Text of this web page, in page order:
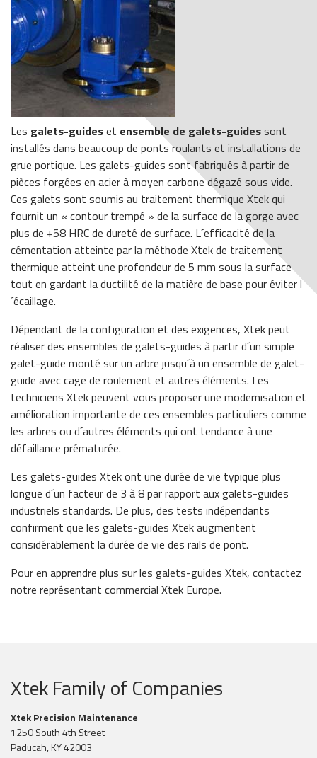
Les galets-guideset ensemble de galets-guidessont
installés dans beaucoup de ponts roulants et installations de
grue portique. Les galets-guides sont fabriqués à partir de
pièces forgées en acier à moyen carbone dégazé sous vide.
Ces galets sont soumis au traitement thermique Xtek qui
fournit un « contour trempé » de la surface de la gorge avec
plus de +58 HRC de dureté de surface. L´efficacité de la
cémentation atteinte par la méthode Xtek de traitement
thermique atteint une profondeur de 5 mm sous la surface
tout en gardant la ductilité de la matière de base pour éviter l
´écaillage.
Dépendant de la configuration et des exigences, Xtek peut
réaliser des ensembles de galets-guides à partir d´un simple
galet-guide monté sur un arbre jusqu´à un ensemble de galet-
guide avec cage de roulement et autres éléments. Les
techniciens Xtek peuvent vous proposer une modernisation et
amélioration importante de ces ensembles particuliers comme
les arbres ou d´autres éléments qui ont tendance à une
défaillance prématurée.
Les galets-guides Xtek ont une durée de vie typique plus
longue d´un facteur de 3 à 8 par rapport aux galets-guides
industriels standards. De plus, des tests indépendants
confirment que les galets-guides Xtek augmentent
considérablement la durée de vie des rails de pont.
Pour en apprendre plus sur les galets-guides Xtek, contactez
notre représentant commercial Xtek Europe.
Xtek Family of Companies
Xtek Precision Maintenance
1250 South 4th Street
Paducah, KY 42003